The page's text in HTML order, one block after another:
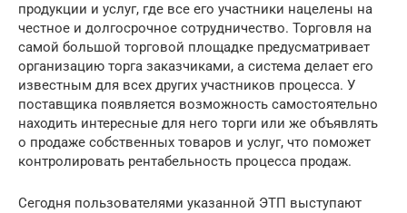
продукции и услуг, где все его участники нацелены на
честное и долгосрочное сотрудничество. Торговля на
самой большой торговой площадке предусматривает
организацию торга заказчиками, а система делает его
известным для всех других участников процесса. У
поставщика появляется возможность самостоятельно
находить интересные для него торги или же объявлять
о продаже собственных товаров и услуг, что поможет
контролировать рентабельность процесса продаж.
Сегодня пользователями указанной ЭТП выступают